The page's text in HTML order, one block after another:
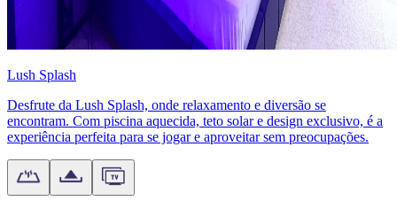
Lush Splash
Desfrute da Lush Splash, onde relaxamento e diversão se
encontram. Com piscina aquecida, teto solar e design exclusivo, é a
experiência perfeita para se jogar e aproveitar sem preocupações.